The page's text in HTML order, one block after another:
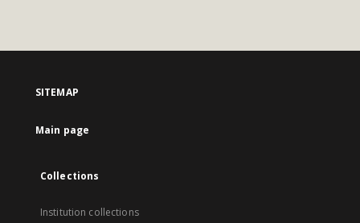
SITEMAP
Main page
Collections
Institution collections